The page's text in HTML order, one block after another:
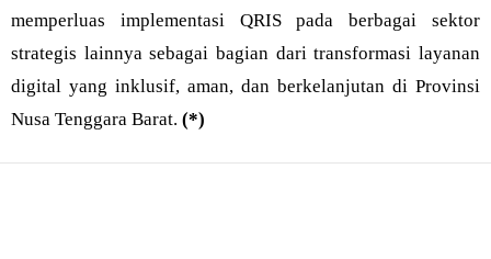
memperluas implementasi QRIS pada berbagai sektor
strategis lainnya sebagai bagian dari transformasi layanan
digital yang inklusif, aman, dan berkelanjutan di Provinsi
Nusa Tenggara Barat. (*)